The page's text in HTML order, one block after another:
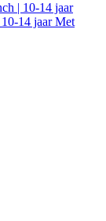
| 10-14 jaar
14 jaar Met